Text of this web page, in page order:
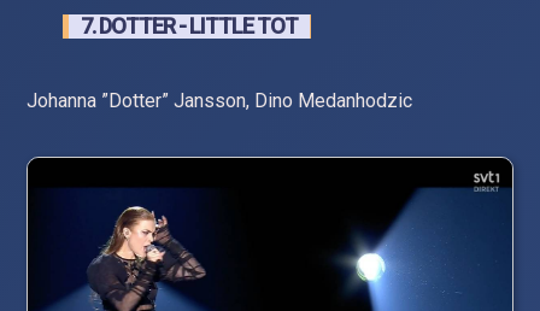
7. DOTTER - LITTLE TOT
Johanna ”Dotter” Jansson, Dino Medanhodzic